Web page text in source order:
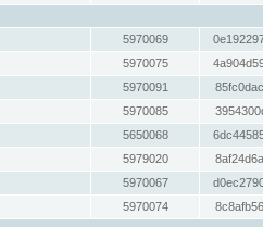
5970069
5970075
5970091
5970085
5650068
5979020
5970067
5970074